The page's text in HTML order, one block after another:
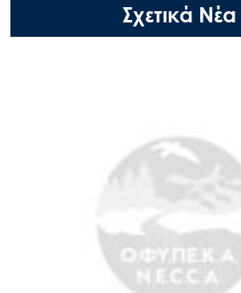
Σχετικά Νέα